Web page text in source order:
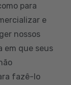
para
e
nossos
em que seus
fazê-lo